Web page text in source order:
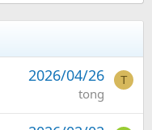
2026/04/26
tong
T